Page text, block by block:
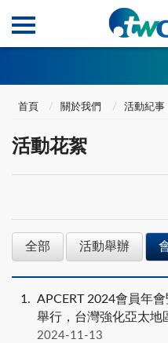
首頁 關於我們 活動紀事
活動花絮
全部 活動舉辦
1
APCERT 2024會員年
舉行，台灣強化亞太地
2024-11-13